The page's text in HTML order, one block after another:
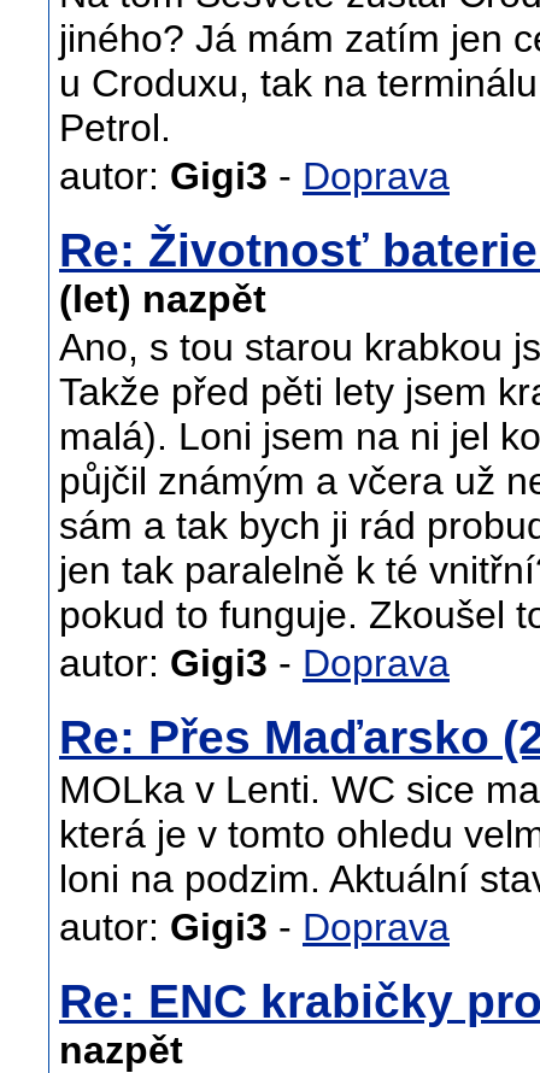
jiného? Já mám zatím jen
u Croduxu, tak na
Petrol.
autor: Gigi3 - Doprava
Re: Životnosť
(let) nazpět
Ano, s tou starou krabkou
Takže před pěti lety jsem
malá). Loni jsem na ni jel
půjčil známým a včera už
sám a tak bych ji rád
jen tak paralelně k té
pokud to funguje. Zkoušel
autor: Gigi3 - Doprava
Re: Přes Maďarsko
MOLka v Lenti. WC sice
která je v tomto ohledu
loni na podzim. Aktuální
autor: Gigi3 - Doprava
Re: ENC krabičky
nazpět